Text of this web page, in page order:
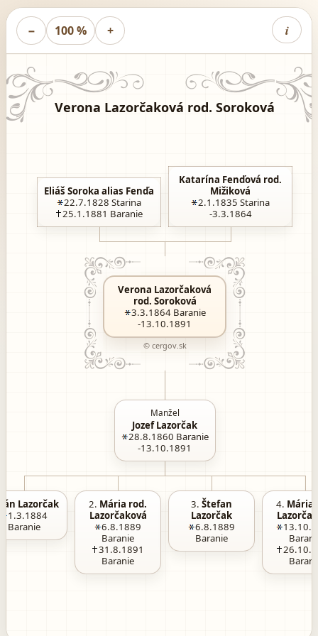
− 100 % + i
Verona Lazorčaková rod. Soroková
Eliáš Soroka alias Fenďa
22.7.1828 Starina
25.1.1881 Baranie
Katarína Fenďová rod.
Mižiková
2.1.1835 Starina
-3.3.1864
Verona Lazorčaková
rod. Soroková
3.3.1864Baranie
-13.10.1891
© cergov.sk
Manžel
Jozef Lazorčak
28.8.1860 Baranie
-13.10.1891
Ján Lazorčak
1.3.1884
Baranie
2. Mária rod.
Lazorčaková
6.8.1889
Baranie
31.8.1891
Baranie
3. Štefan
Lazorčak
6.8.1889
Baranie
4. Mária